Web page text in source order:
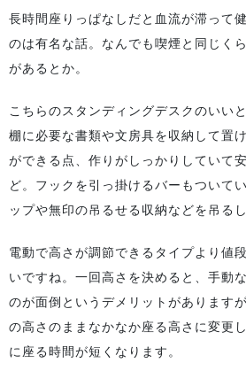
長時間座りっぱなしだと血流が滞って
のは有名な話。なんでも喫煙と同じく
があるとか。
こちらのスタンディングデスクのいい
棚に必要な書類や文房具を収納して置
ができる点、作りがしっかりしていて
ど。フックを引っ掛けるバーもついて
ップや無印の吊るせる収納などを吊る
電動で高さが調節できるタイプより値
いですね。一回高さを決めると、手動
のが面倒というデメリットがあります
の高さのままなかなか座る高さに変更
に座る時間が短くなります。